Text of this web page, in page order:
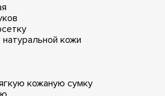
кожи
кожаную сумку